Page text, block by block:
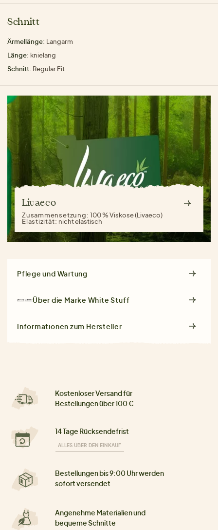
Schnitt
Ärmellänge: Langarm
Länge: knielang
Schnitt: Regular Fit
Livaeco
Zusammensetzung:100 % Viskose (Livaeco)
Elastizität: nicht elastisch
Pflege und Wartung
Über die Marke White Stuff
Informationen zum Hersteller
Kostenloser Versand für
Bestellungen über 100 €
14 Tage Rücksendefrist
ALLES ÜBER DEN EINKAUF
Bestellungen bis 9:00 Uhr werden
sofort versendet
Angenehme Materialien und
bequeme Schnitte